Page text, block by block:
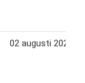
02 augusti 2026